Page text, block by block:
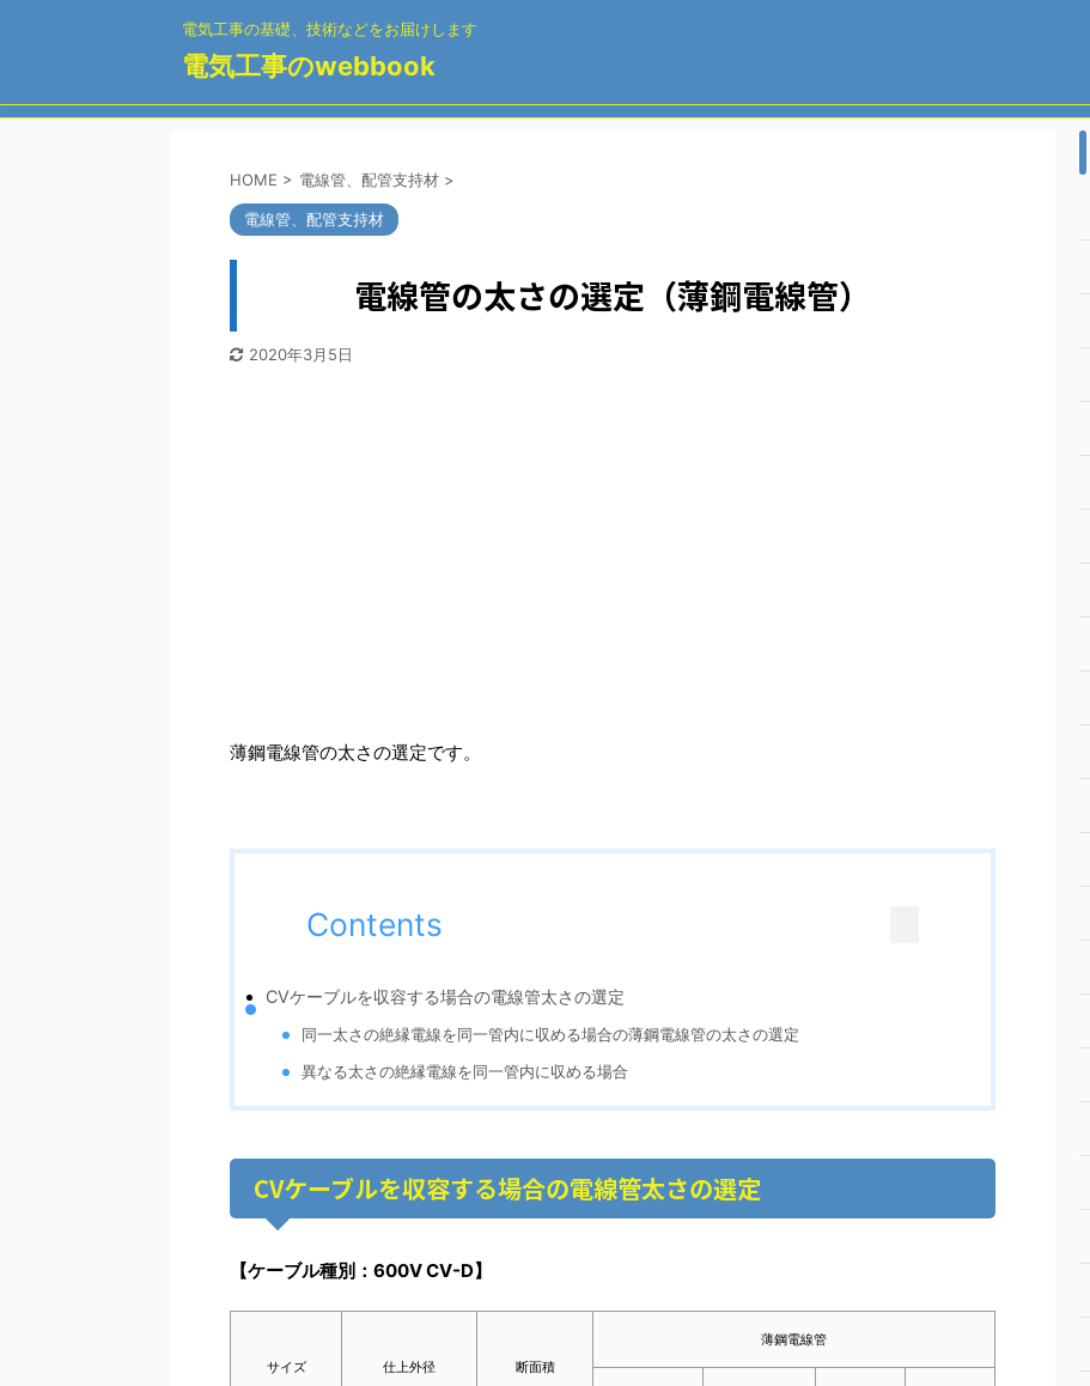
電気工事の基礎、技術などをお届けします
電気工事のwebbook
HOME > 電線管、配管支持材 >
電線管、配管支持材
電線管の太さの選定（薄鋼電線管）
2020年3月5日
薄鋼電線管の太さの選定です。
Contents
CVケーブルを収容する場合の電線管太さの選定
同一太さの絶縁電線を同一管内に収める場合の薄鋼電線管の太さの選定
異なる太さの絶縁電線を同一管内に収める場合
CVケーブルを収容する場合の電線管太さの選定
【ケーブル種別：600V CV-D】
サイズ
仕上外径
断面積
薄鋼電線管